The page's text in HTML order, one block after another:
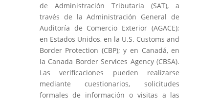
de Administración Tributaria (SAT), a
través de la Administración General de
Auditoría de Comercio Exterior (AGACE);
en Estados Unidos, en la U.S. Customs and
Border Protection (CBP); y en Canadá, en
la Canada Border Services Agency (CBSA).
Las verificaciones pueden realizarse
mediante cuestionarios, solicitudes
formales de información o visitas a las